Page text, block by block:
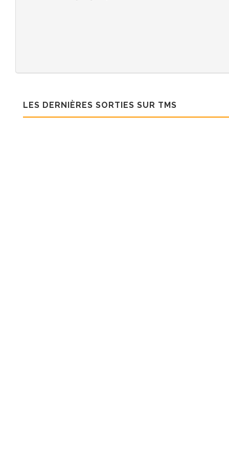
LES DERNIÈRES SORTIES SUR TMS